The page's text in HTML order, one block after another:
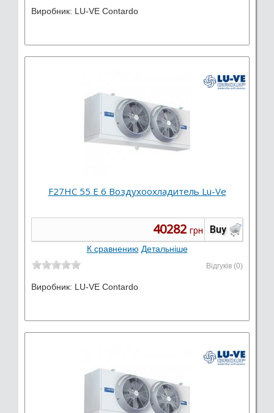
Виробник: LU-VE Contardo
F27HC 55 E 6 Воздухоохладитель Lu-Ve
Buy
40282 грн
К сравнению Детальніше
Відгуків (0)
Виробник: LU-VE Contardo